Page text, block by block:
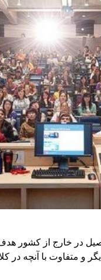
در خارج از کشور
و متفاوت با آنچه